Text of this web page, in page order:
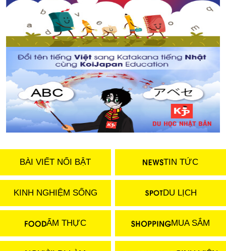
BÀI VIẾT NỔI BẬT TIN TỨC
KINH NGHIỆM SỐNG DU LỊCH
ẨM THỰC MUA SẮM